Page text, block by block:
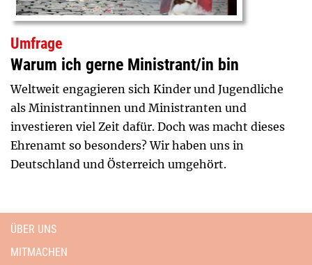
Umfrage
Warum ich gerne Ministrant/in bin
Weltweit engagieren sich Kinder und Jugendliche
als Ministrantinnen und Ministranten und
investieren viel Zeit dafür. Doch was macht dieses
Ehrenamt so besonders? Wir haben uns in
Deutschland und Österreich umgehört.
ÜBER UNS
MITMACHEN